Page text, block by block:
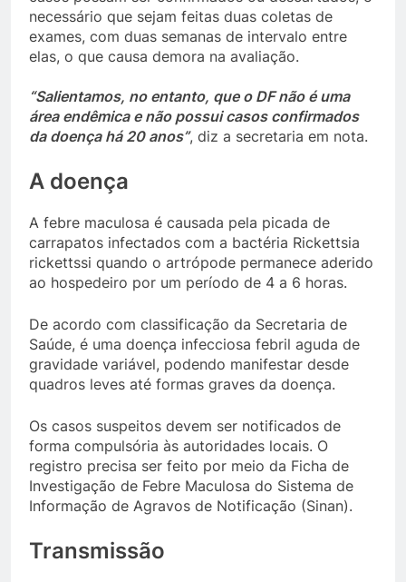
necessário que sejam feitas duas coletas de
exames, com duas semanas de intervalo entre
elas, o que causa demora na avaliação.
“Salientamos, no entanto, que o DF não é uma
área endêmica e não possui casos confirmados
da doença há 20 anos”, diz a secretaria em nota.
A doença
A febre maculosa é causada pela picada de
carrapatos infectados com a bactéria Rickettsia
rickettssi quando o artrópode permanece aderido
ao hospedeiro por um período de 4 a 6 horas.
De acordo com classificação da Secretaria de
Saúde, é uma doença infecciosa febril aguda de
gravidade variável, podendo manifestar desde
quadros leves até formas graves da doença.
Os casos suspeitos devem ser notificados de
forma compulsória às autoridades locais. O
registro precisa ser feito por meio da Ficha de
Investigação de Febre Maculosa do Sistema de
Informação de Agravos de Notificação (Sinan).
Transmissão